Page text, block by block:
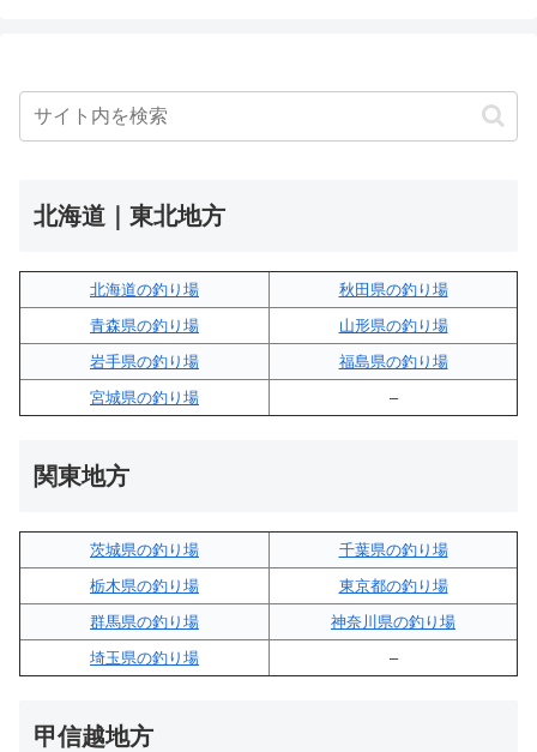
北海道｜東北地方
北海道の釣り場
秋田県の釣り場
青森県の釣り場
山形県の釣り場
岩手県の釣り場
福島県の釣り場
宮城県の釣り場
–
関東地方
茨城県の釣り場
千葉県の釣り場
栃木県の釣り場
東京都の釣り場
群馬県の釣り場
神奈川県の釣り場
埼玉県の釣り場
–
甲信越地方